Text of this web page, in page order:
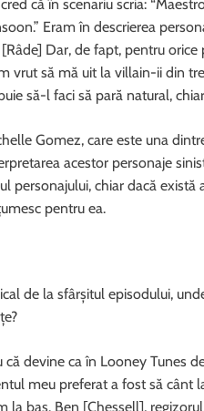
că în scenariu scria:
Eram în descrierea
Dar, de fapt, pentru
vrut să mă uit la villain-ii din
să-l faci să pară natural,
Gomez, care este una
acestor personaje
personajului, chiar dacă există
pentru ea.
de la sfârșitul episodului,
devine ca în Looney Tunes
meu preferat a fost să cânt
la bas. Ben [Chessell],